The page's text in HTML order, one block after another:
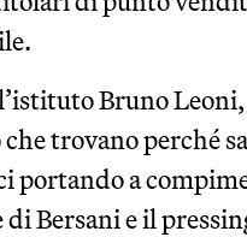
Bruno
trovano perché
portando a
Bersani e il